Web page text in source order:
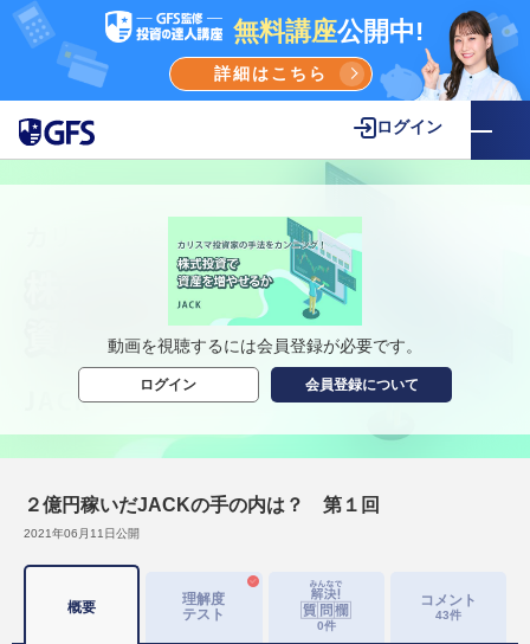
無料講座公開中!
詳細はこちら
ログイン
動画を視聴するには会員登録が必要です。
ログイン 会員登録について
２億円稼いだJACKの手の内は？ 第１回
2021年06月11日公開
概要
理解度
テスト
0件
コメント
43件